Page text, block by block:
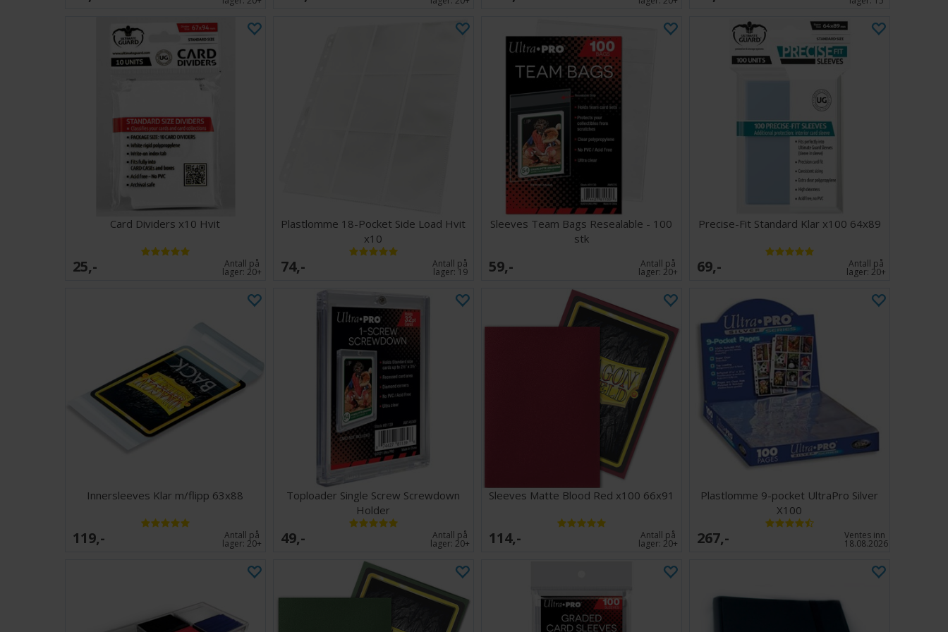
Card Dividers x10 Hvit
25,- Antall på
lager:20+
Plastlomme 18-Pocket Side Load Hvit
x10
74,- Antall på
lager: 19
Sleeves Team Bags Resealable - 100
stk
59,- Antall på
lager:20+
Precise-Fit Standard Klar x100 64x89
69,- Antall på
lager:20+
Innersleeves Klar m/flipp 63x88
119,- Antall på
lager:20+
Toploader Single Screw Screwdown
Holder
49,- Antall på
lager:20+
Sleeves Matte Blood Red x100 66x91
114,- Antall på
lager:20+
Plastlomme 9-pocket UltraPro Silver
X100
267,- Ventes inn
18.08.2026